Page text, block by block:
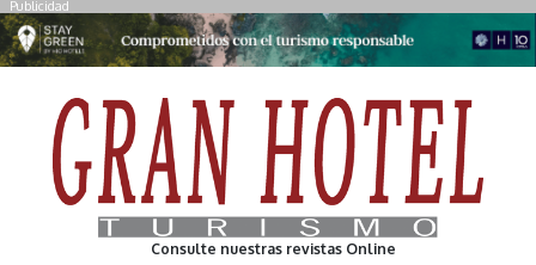
Publicidad
Consulte nuestras revistas Online